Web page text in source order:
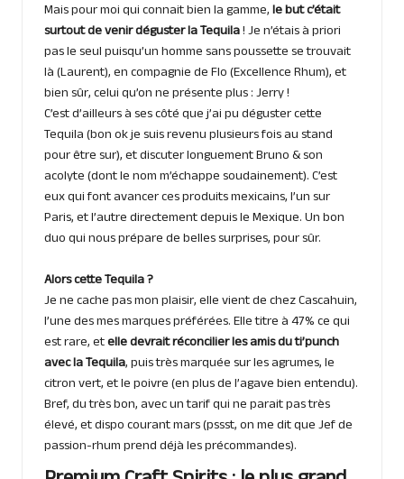
Mais pour moi qui connait bien la gamme,le but c’était
surtout de venir déguster la Tequila! Je n’étais à priori
pas le seul puisqu’un homme sans poussette se trouvait
là (Laurent), en compagnie de Flo (Excellence Rhum), et
bien sûr, celui qu’on ne présente plus : Jerry !
C’est d’ailleurs à ses côté que j’ai pu déguster cette
Tequila (bon ok je suis revenu plusieurs fois au stand
pour être sur), et discuter longuement Bruno & son
acolyte (dont le nom m’échappe soudainement). C’est
eux qui font avancer ces produits mexicains, l’un sur
Paris, et l’autre directement depuis le Mexique. Un bon
duo qui nous prépare de belles surprises, pour sûr.
Alors cette Tequila ?
Je ne cache pas mon plaisir, elle vient de chez Cascahuin,
l’une des mes marques préférées. Elle titre à 47% ce qui
est rare, etelle devrait réconcilier les amis du ti’punch
avec la Tequila, puis très marquée sur les agrumes, le
citron vert, et le poivre (en plus de l’agave bien entendu).
Bref, du très bon, avec un tarif qui ne parait pas très
élevé, et dispo courant mars (pssst, on me dit que Jef de
passion-rhumprend déjà les précommandes).